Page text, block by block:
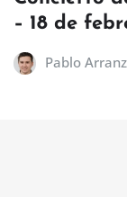
– 18 de
Pablo Arranz